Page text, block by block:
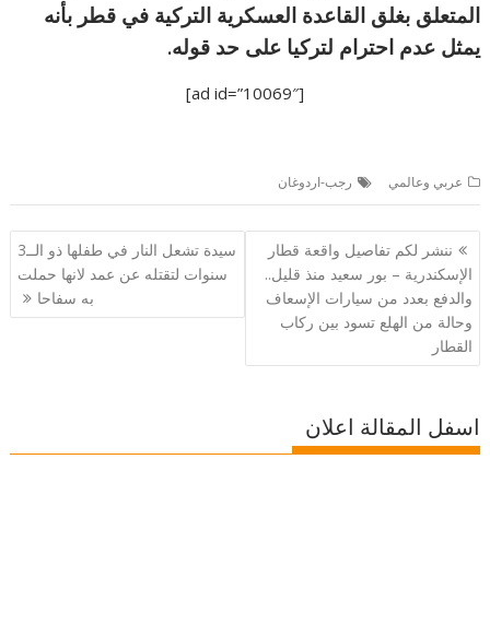
المتعلق بغلق القاعدة العسكرية التركية في قطر بأنه
يمثل عدم احترام لتركيا على حد قوله.
[ad id=”10069″]
عربي وعالمي رجب-اردوغان
تصفّح
المقالات
ننشر لكم تفاصيل واقعة قطار
الإسكندرية – بور سعيد منذ قليل..
والدفع بعدد من سيارات الإسعاف
وحالة من الهلع تسود بين ركاب
القطار
سيدة تشعل النار في طفلها ذو الــ3
سنوات لتقتله عن عمد لانها حملت
به سفاحا
اسفل المقالة اعلان